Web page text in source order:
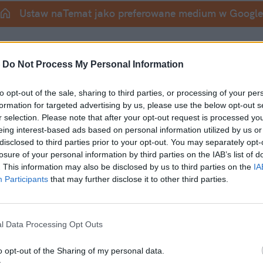
Do Not Process My Personal Information
opt-out of the sale, sharing to third parties, or processing of your
for targeted advertising by us, please use the below opt-out
selection. Please note that after your opt-out request is processed
interest-based ads based on personal information utilized by us
to third parties prior to your opt-out. You may separately
of your personal information by third parties on the IAB’s list of
This information may also be disclosed by us to third parties on the
Participants that may further disclose it to other third parties.
Data Processing Opt Outs
opt-out of the Sharing of my personal data.
Ustaw naTemat jako preferowane medium w Google
laty. I całe szczęście.
nauczyliśmy się asertywności i w końcu
nadużycia. Problem w tym, że w tej
dziecko z kąpielą, zamieniając zdrową